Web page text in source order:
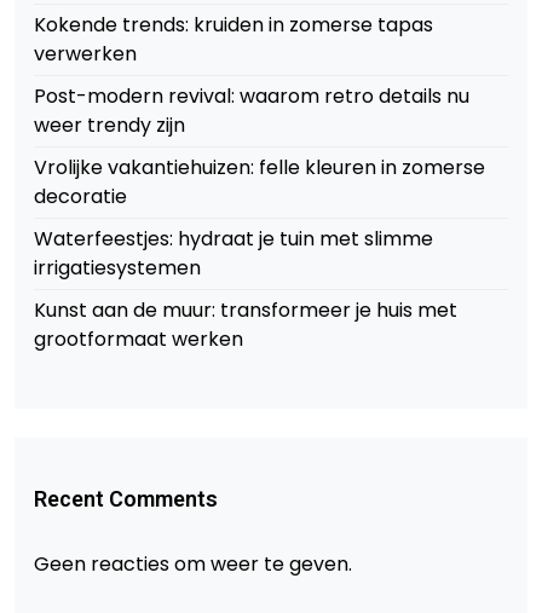
Kokende trends: kruiden in zomerse tapas
verwerken
Post-modern revival: waarom retro details nu
weer trendy zijn
Vrolijke vakantiehuizen: felle kleuren in zomerse
decoratie
Waterfeestjes: hydraat je tuin met slimme
irrigatiesystemen
Kunst aan de muur: transformeer je huis met
grootformaat werken
Recent Comments
Geen reacties om weer te geven.